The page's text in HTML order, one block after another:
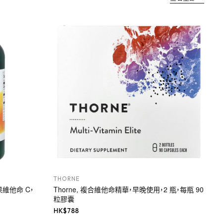
他命 C，
THORNE
Thorne, 複合維他命精華，早晚使用，2 瓶，每瓶 90
粒膠囊
HK$788